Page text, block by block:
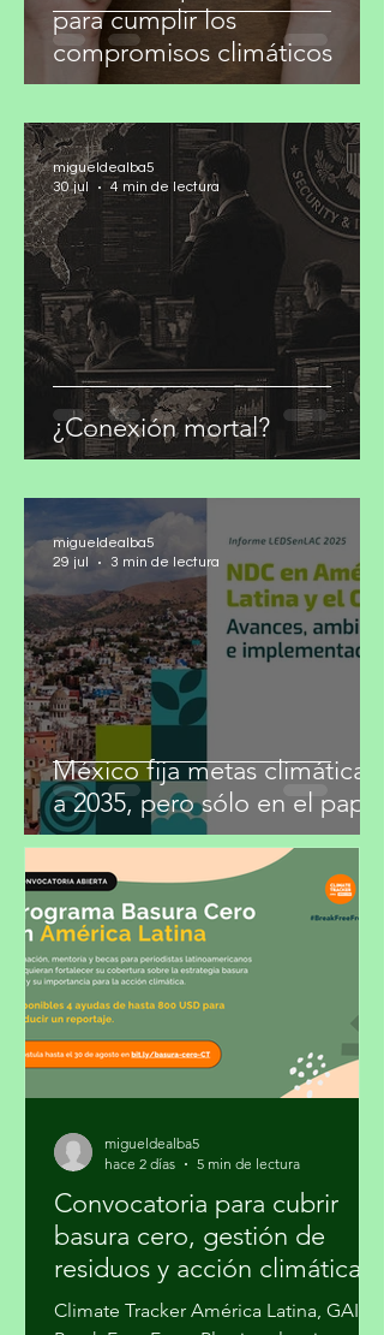
México requiere 1.7 billones
para cumplir los
compromisos climáticos
¿Conexión mortal?
migueldealba5
30 jul
4 min de lectura
México fija metas climáticas
a 2035, pero sólo en el papel
migueldealba5
29 jul
3 min de lectura
Convocatoria para cubrir
basura cero, gestión de
residuos y acción climática
hace 2 días
5 min de lectura